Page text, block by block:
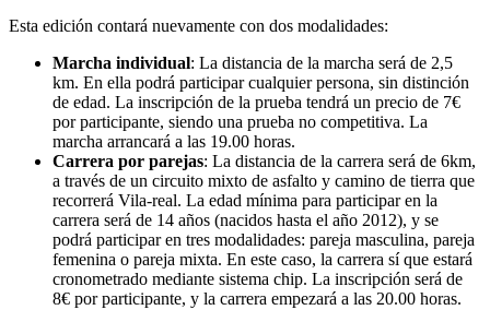
Esta edición contará nuevamente con dos modalidades:
Marcha individual: La distancia de la marcha será de 2,5
km. En ella podrá participar cualquier persona, sin distinción
de edad. La inscripción de la prueba tendrá un precio de 7€
por participante, siendo una prueba no competitiva. La
marcha arrancará a las 19.00 horas.
Carrera por parejas: La distancia de la carrera será de 6km,
a través de un circuito mixto de asfalto y camino de tierra que
recorrerá Vila-real. La edad mínima para participar en la
carrera será de 14 años (nacidos hasta el año 2012), y se
podrá participar en tres modalidades: pareja masculina, pareja
femenina o pareja mixta. En este caso, la carrera sí que estará
cronometrado mediante sistema chip. La inscripción será de
8€ por participante, y la carrera empezará a las 20.00 horas.